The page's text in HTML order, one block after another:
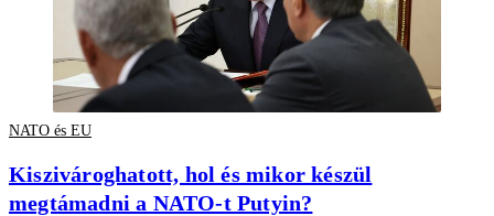
NATO és EU
Kiszivároghatott, hol és mikor készül
megtámadni a NATO-t Putyin?